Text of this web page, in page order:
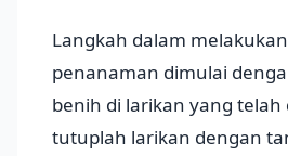
Langkah dalam
penanaman dimulai
benih di larikan yang telah
tutuplah larikan dengan